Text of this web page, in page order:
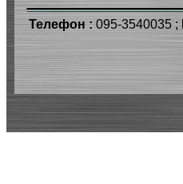
Телефон : 095-3540035 ;